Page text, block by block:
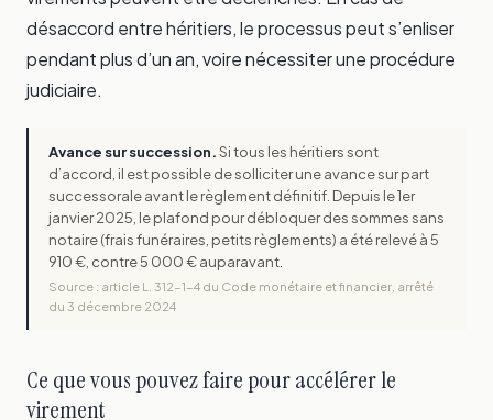
désaccord entre héritiers, le processus peut s’enliser
pendant plus d’un an, voire nécessiter une procédure
judiciaire.
Avance sur succession.Si tous les héritiers sont
d’accord, il est possible de solliciter une avance sur part
successorale avant le règlement définitif. Depuis le 1er
janvier 2025, le plafond pour débloquer des sommes sans
notaire (frais funéraires, petits règlements) a été relevé à 5
910 €, contre 5 000 € auparavant.
Source : article L. 312-1-4 du Code monétaire et financier, arrêté
du 3 décembre 2024
Ce que vous pouvez faire pour accélérer le
virement